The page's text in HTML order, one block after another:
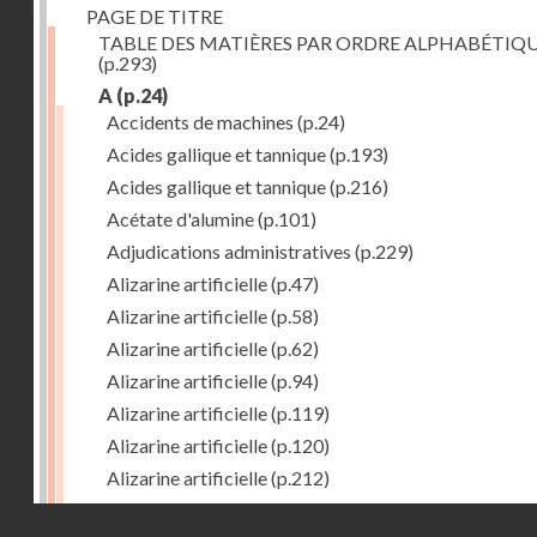
PAGE DE TITRE
TABLE DES MATIÈRES PAR ORDRE
(p.293)
A (p.24)
Accidents de machines (p.24)
Acides gallique et tannique(p.193)
Acides gallique et tannique(p.216)
Acétate d'alumine(p.101)
Adjudications administratives (p.229)
Alizarine artificielle(p.47)
Alizarine artificielle(p.58)
Alizarine artificielle(p.62)
Alizarine artificielle(p.94)
Alizarine artificielle(p.119)
Alizarine artificielle(p.120)
Alizarine artificielle(p.212)
Alizarine artificielle(p.256)